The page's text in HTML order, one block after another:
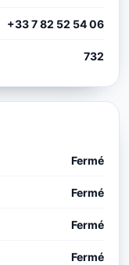
+33 7 82 52 54 06
732
Fermé
Fermé
Fermé
Fermé